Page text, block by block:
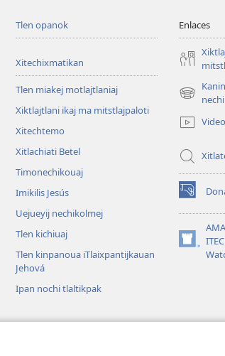
Tlen opanok
Xitechixmatikan
Tlen miakej motlajtlaniaj
Xiktlajtlani ikaj ma mitstlajpaloti
Xitechtemo
Xitlachiati Betel
Timonechikouaj
Imikilis Jesús
Uejueyij nechikolmej
Tlen kichiuaj
Tlen kinpanoua iTlaixpantijkauan
Jehová
Ipan nochi tlaltikpak
Enlaces
(xiktlapo
ventana)
(xiktlapo
okse
ventana)
(xiktlapo